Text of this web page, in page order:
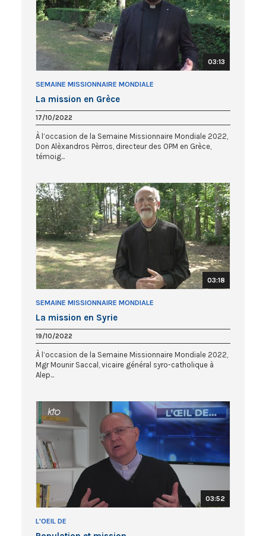
03:13
SEMAINE MISSIONNAIRE MONDIALE
La mission en Grèce
17/10/2022
À l’occasion de la Semaine Missionnaire Mondiale 2022,
Don Alèxandros Pèrros, directeur des OPM en Grèce,
témoig...
03:18
SEMAINE MISSIONNAIRE MONDIALE
La mission en Syrie
19/10/2022
À l’occasion de la Semaine Missionnaire Mondiale 2022,
Mgr Mounir Saccal, vicaire général syro-catholique à
Alep...
03:52
L'OEIL DE